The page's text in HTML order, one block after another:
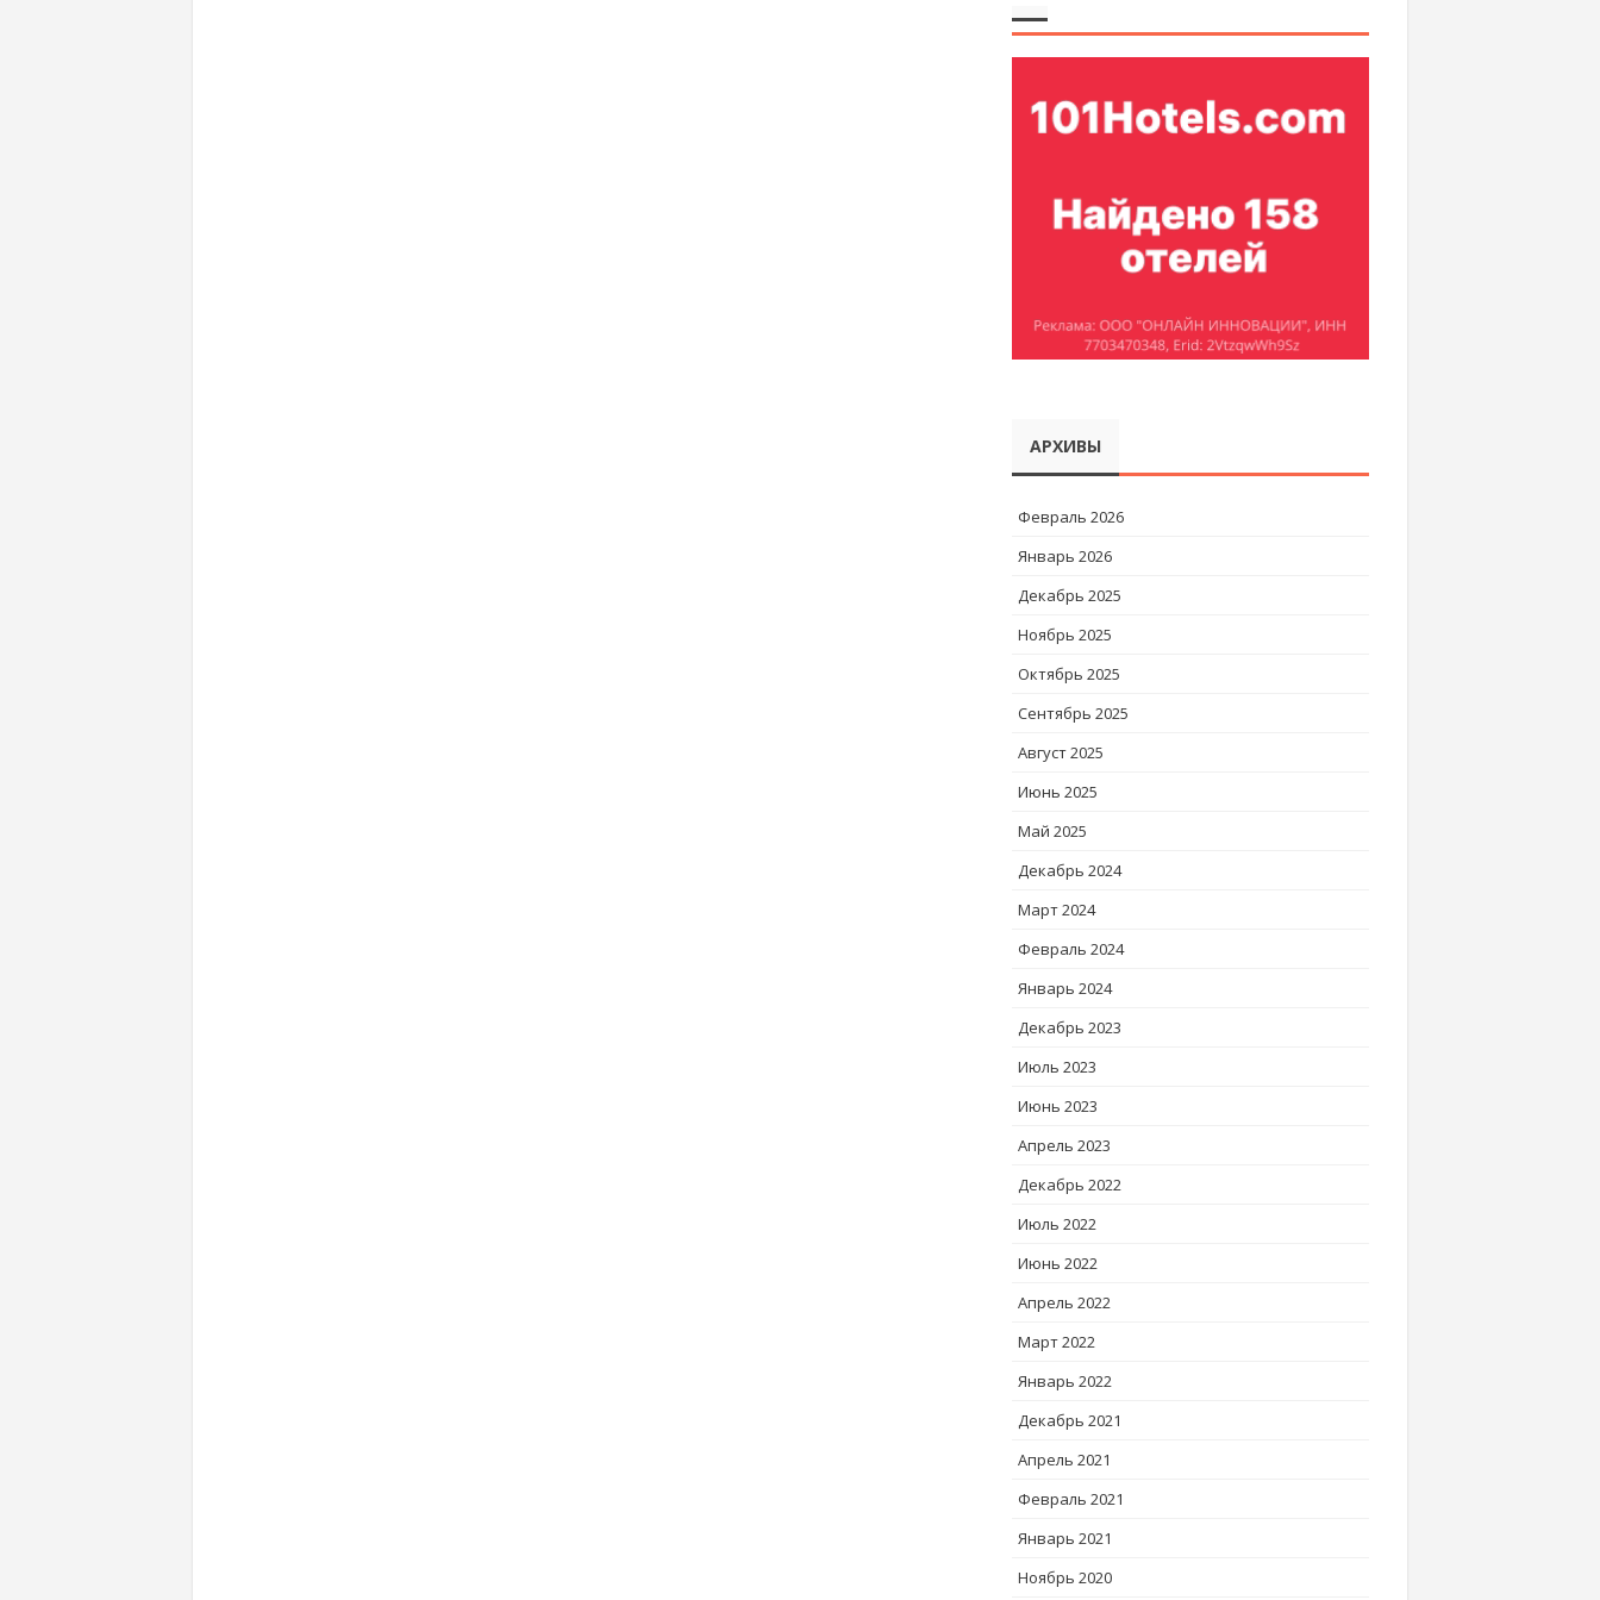
АРХИВЫ
Февраль 2026
Январь 2026
Декабрь 2025
Ноябрь 2025
Октябрь 2025
Сентябрь 2025
Август 2025
Июнь 2025
Май 2025
Декабрь 2024
Март 2024
Февраль 2024
Январь 2024
Декабрь 2023
Июль 2023
Июнь 2023
Апрель 2023
Декабрь 2022
Июль 2022
Июнь 2022
Апрель 2022
Март 2022
Январь 2022
Декабрь 2021
Апрель 2021
Февраль 2021
Январь 2021
Ноябрь 2020